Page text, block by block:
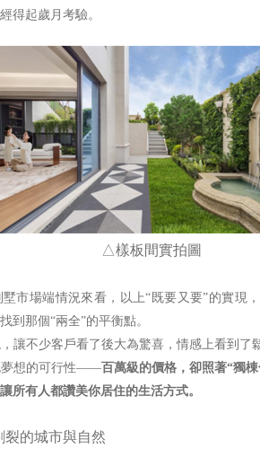
得起歲月考驗。
△樣板間實拍圖
市場端情況來看，以上“既要又要”的實現
到那個“兩全”的平衡點。
讓不少客戶看了後大為驚喜，情感上看到了
夢想的可行性——百萬級的價格，卻照著“獨
所有人都讚美你居住的生活方式。
裂的城市與自然